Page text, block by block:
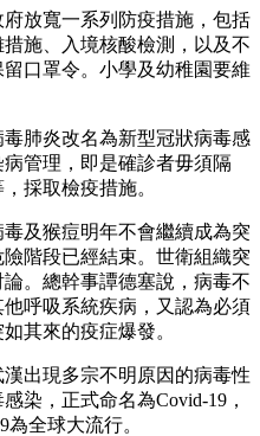
府放寬一系列防疫措施，包括
施、入境核酸檢測，以及不
口罩令。小學及幼稚園要維
肺炎改名為新型冠狀病毒感
管理，即是確診者毋須隔
採取檢疫措施。
及猴痘明年不會繼續成為突
階段已經結束。世衛組織突
。總幹事譚德塞說，病毒不
呼吸系統疾病，又認為必須
其來的疫症爆發。
出現多宗不明原因的病毒性
染，正式命名為Covid-19，
為全球大流行。